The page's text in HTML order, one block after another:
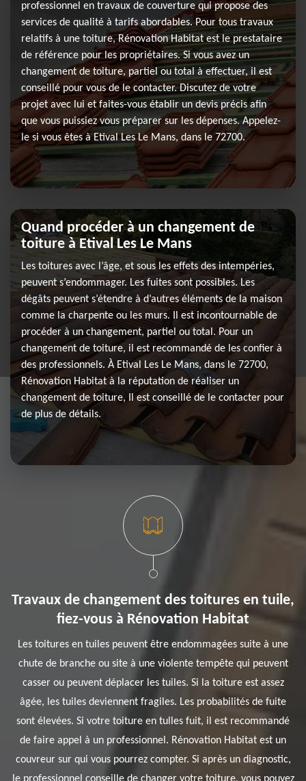
professionnel en travaux de couverture qui propose des
services de qualité à tarifs abordables. Pour tous travaux
relatifs à une toiture, Rénovation Habitat est le prestataire
de référence pour les propriétaires. Si vous avez un
changement de toiture, partiel ou total à effectuer, il est
conseillé pour vous de le contacter. Discutez de votre
projet avec lui et faites-vous établir un devis précis afin
que vous puissiez vous préparer sur les dépenses. Appelez-
le si vous êtes à Etival Les Le Mans, dans le 72700.
Quand procéder à un changement de
toiture à Etival Les Le Mans
Les toitures avec l’âge, et sous les effets des intempéries,
peuvent s’endommager. Les fuites sont possibles. Les
dégâts peuvent s’étendre à d’autres éléments de la maison
comme la charpente ou les murs. Il est incontournable de
procéder à un changement, partiel ou total. Pour un
changement de toiture, il est recommandé de les confier à
des professionnels. À Etival Les Le Mans, dans le 72700,
Rénovation Habitat à la réputation de réaliser un
changement de toiture, Il est conseillé de le contacter pour
de plus de détails.
Travaux de changement des toitures en tuile,
fiez-vous à Rénovation Habitat
Les toitures en tuiles peuvent être endommagées suite à une
chute de branche ou site à une violente tempête qui peuvent
casser ou peuvent déplacer les tuiles. Si la toiture est assez
âgée, les tuiles deviennent fragiles. Les probabilités de fuite
sont élevées. Si votre toiture en tulles fuit, il est recommandé
de faire appel à un professionnel. Rénovation Habitat est un
couvreur sur qui vous pourrez compter. Si après un diagnostic,